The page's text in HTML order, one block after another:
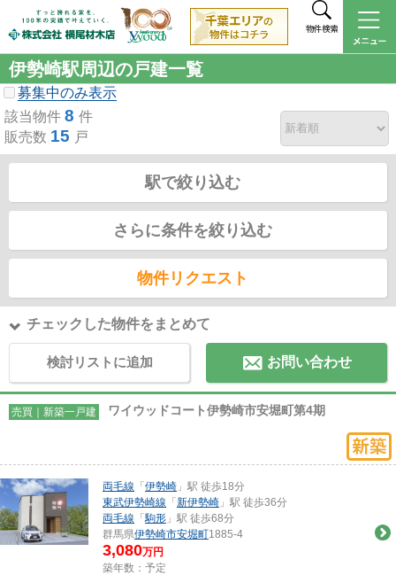
物件検索
伊勢崎駅周辺の戸建一覧
募集中のみ表示
該当物件 8 件
販売数 15 戸
駅で絞り込む
さらに条件を絞り込む
物件リクエスト
チェックした物件をまとめて
検討リストに追加 お問い合わせ
売買｜新築一戸建 ワイウッドコート伊勢崎市安堀町第4期
両毛線 「伊勢崎 」駅 徒歩18分
東武伊勢崎線 「新伊勢崎 」駅 徒歩36分
両毛線 「駒形 」駅 徒歩68分
群馬県伊勢崎市安堀町1885-4
3,080万円
築年数：予定